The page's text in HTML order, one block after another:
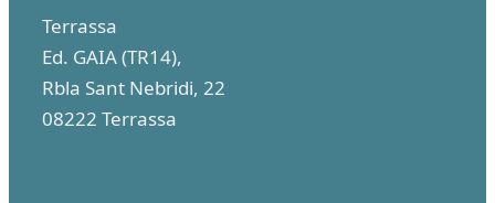
Terrassa
Ed. GAIA (TR14),
Rbla Sant Nebridi, 22
08222 Terrassa